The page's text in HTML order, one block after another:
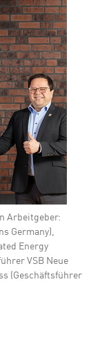
Arbeitgeber:
Germany),
Energy
VSB Neue
(Geschäftsführer